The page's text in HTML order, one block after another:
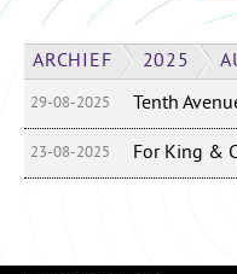
ARCHIEF 2025
29-08-2025 Tenth
23-08-2025 For King &